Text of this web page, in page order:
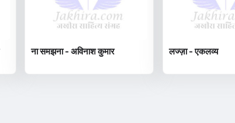
ना समझना - अविनाश कुमार लज्ज़ा - एकलव्य